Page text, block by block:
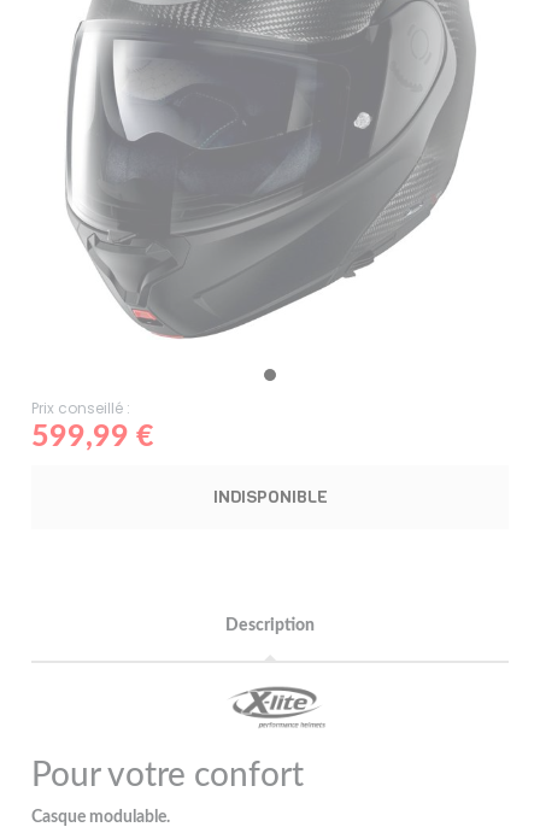
Prix conseillé :
599,99 €
INDISPONIBLE
Description
Pour votre confort
Casque modulable.